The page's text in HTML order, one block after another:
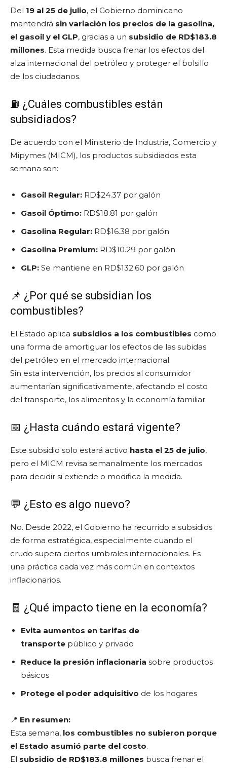
b
o
o
k
A
p
p
ar
ti
r
Del 19 al 25 de julio, el Gobierno dominicano
mantendrá sin variación los precios de la gasolina,
el gasoil y el GLP, gracias a un subsidio de RD$183.8
millones. Esta medida busca frenar los efectos del
alza internacional del petróleo y proteger el bolsillo
de los ciudadanos.
⛽ ¿Cuáles combustibles están
subsidiados?
De acuerdo con el Ministerio de Industria, Comercio y
Mipymes (MICM), los productos subsidiados esta
semana son:
Gasoil Regular: RD$24.37 por galón
Gasoil Óptimo: RD$18.81 por galón
Gasolina Regular: RD$16.38 por galón
Gasolina Premium: RD$10.29 por galón
GLP: Se mantiene en RD$132.60 por galón
📌 ¿Por qué se subsidian los
combustibles?
El Estado aplica subsidios a los combustibles como
una forma de amortiguar los efectos de las subidas
del petróleo en el mercado internacional.
Sin esta intervención, los precios al consumidor
aumentarían significativamente, afectando el costo
del transporte, los alimentos y la economía familiar.
📅 ¿Hasta cuándo estará vigente?
Este subsidio solo estará activo hasta el 25 de julio,
pero el MICM revisa semanalmente los mercados
para decidir si extiende o modifica la medida.
💬 ¿Esto es algo nuevo?
No. Desde 2022, el Gobierno ha recurrido a subsidios
de forma estratégica, especialmente cuando el
crudo supera ciertos umbrales internacionales. Es
una práctica cada vez más común en contextos
inflacionarios.
🧾 ¿Qué impacto tiene en la economía?
Evita aumentos en tarifas de
transporte público y privado
Reduce la presión inflacionaria sobre productos
básicos
Protege el poder adquisitivo de los hogares
📍 En resumen:
Esta semana, los combustibles no subieron porque
el Estado asumió parte del costo.
El subsidio de RD$183.8 millones busca frenar el